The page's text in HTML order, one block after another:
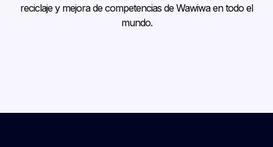
reciclaje y mejora de competencias de Wawiwa en todo el
mundo.